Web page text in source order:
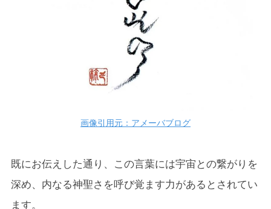
画像引用元：アメーバブログ
既にお伝えした通り、この言葉には宇宙との繋がりを
深め、内なる神聖さを呼び覚ます力があるとされてい
ます。